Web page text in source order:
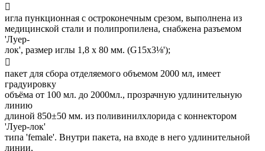

игла пункционная с остроконечным срезом, выполнена из
медицинской стали и полипропилена, снабжена разъемом
'Луер-
лок', размер иглы 1,8 х 80 мм. (G15х3⅛');

пакет для сбора отделяемого объемом 2000 мл, имеет
градуировку
объёма от 100 мл. до 2000мл., прозрачную удлинительную
линию
длиной 850±50 мм. из поливинилхлорида с коннектором
'Луер-лок'
типа 'female'. Внутри пакета, на входе в него удлинительной
линии,